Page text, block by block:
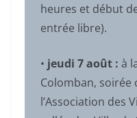
heures et début
entrée libre).
• jeudi 7 août : à
Colomban, soirée
l’Association des